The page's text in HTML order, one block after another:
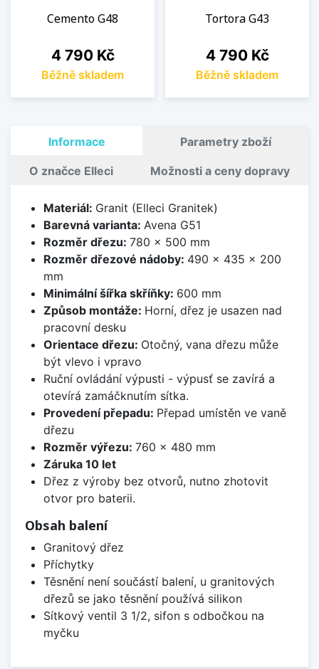
Cemento G48
Cena
4 790 Kč
Běžně skladem
Tortora G43
Cena
4 790 Kč
Běžně skladem
Informace Parametry zboží
O značce Elleci Možnosti a ceny dopravy
Materiál: Granit (Elleci Granitek)
Barevná varianta: Avena G51
Rozměr dřezu: 780 x 500 mm
Rozměr dřezové nádoby: 490 x 435 x 200
mm
Minimální šířka skříňky: 600 mm
Způsob montáže: Horní, dřez je usazen nad
pracovní desku
Orientace dřezu: Otočný, vana dřezu může
být vlevo i vpravo
Ruční ovládání výpusti - výpusť se zavírá a
otevírá zamáčknutím sítka.
Provedení přepadu: Přepad umístěn ve vaně
dřezu
Rozměr výřezu: 760 x 480 mm
Záruka 10 let
Dřez z výroby bez otvorů, nutno zhotovit
otvor pro baterii.
Obsah balení
Granitový dřez
Příchytky
Těsnění není součástí balení, u granitových
dřezů se jako těsnění používá silikon
Sítkový ventil 3 1/2, sifon s odbočkou na
myčku